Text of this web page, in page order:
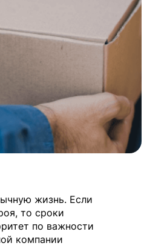
жизнь. Если
то сроки
по важности
компании